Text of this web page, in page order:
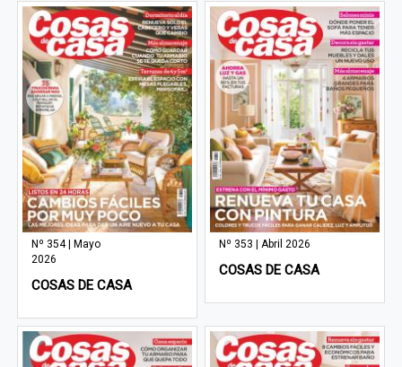
Nº 354 | Mayo
2026
COSAS DE CASA
Nº 353 | Abril 2026
COSAS DE CASA